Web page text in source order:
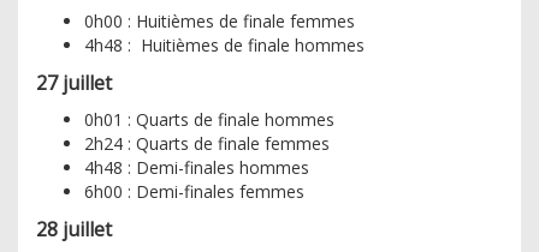
0h00 : Huitièmes de finale femmes
4h48 : Huitièmes de finale hommes
27 juillet
0h01 : Quarts de finale hommes
2h24 : Quarts de finale femmes
4h48 : Demi-finales hommes
6h00 : Demi-finales femmes
28 juillet